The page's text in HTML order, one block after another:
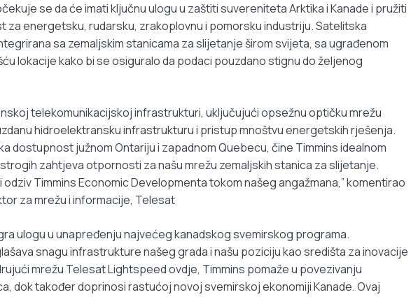
se da će imati ključnu ulogu u zaštiti suvereniteta Arktika i Kanade i pružiti
za energetsku, rudarsku, zrakoplovnu i pomorsku industriju. Satelitska
sa zemaljskim stanicama za slijetanje širom svijeta, sa ugrađenom
lokacije kako bi se osiguralo da podaci pouzdano stignu do željenog
telekomunikacijskoj infrastrukturi, uključujući opsežnu optičku mrežu
hidroelektransku infrastrukturu i pristup mnoštvu energetskih rješenja.
dostupnost južnom Ontariju i zapadnom Quebecu, čine Timmins idealnom
zahtjeva otpornosti za našu mrežu zemaljskih stanica za slijetanje.
Timmins Economic Developmenta tokom našeg angažmana,” komentirao
za mrežu i informacije, Telesat
ulogu u unapređenju najvećeg kanadskog svemirskog programa.
snagu infrastrukture našeg grada i našu poziciju kao središta za inovacije
mrežu Telesat Lightspeed ovdje, Timmins pomaže u povezivanju
dok također doprinosi rastućoj novoj svemirskoj ekonomiji Kanade. Ovaj